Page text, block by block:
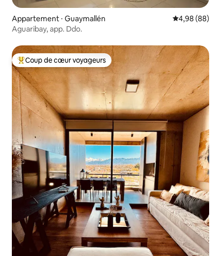
Appartement ⋅ Guaymallén Évaluation
4,98 (88)
Aguaribay, app. Ddo.
Coups de cœur voyageurs les plus appréciés
Coup de cœur voyageurs